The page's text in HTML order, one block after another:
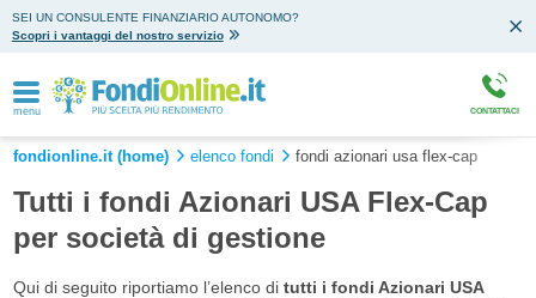
SEI UN CONSULENTE FINANZIARIO AUTONOMO?
Scopri i vantaggi del nostro servizio
menu CONTATTACI
fondionline.it (home) elenco fondi fondi azionari usa flex-cap
Tutti i fondi Azionari USA Flex-Cap
per società di gestione
Qui di seguito riportiamo l’elenco di tutti i fondi Azionari USA